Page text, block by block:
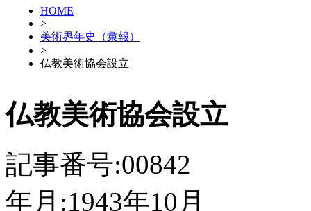
HOME
>
美術界年史（彙報）
>
仏教美術協会設立
仏教美術協会設立
記事番号:00842
年月:1943年10月